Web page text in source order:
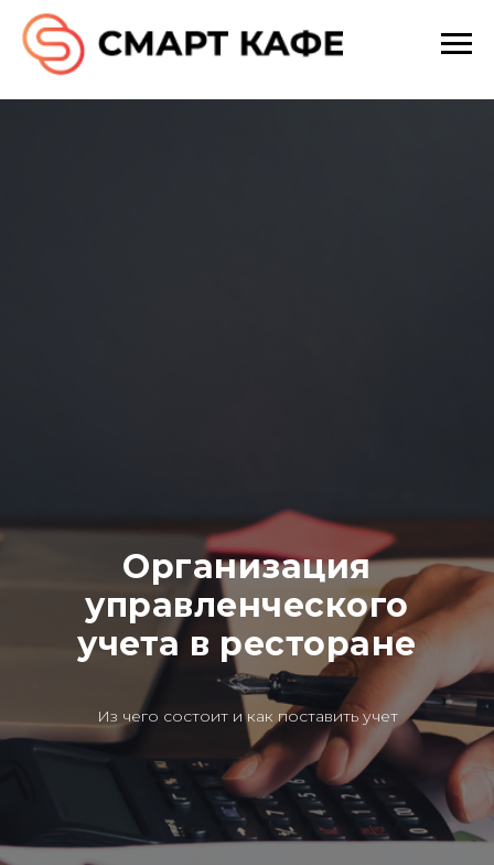
Организация
управленческого
учета в ресторане
Из чего состоит и как поставить учет